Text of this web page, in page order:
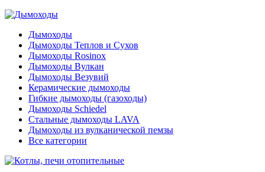
Дымоходы
Дымоходы Теплов и Сухов
Дымоходы Rosinox
Дымоходы Вулкан
Дымоходы Везувий
Керамические дымоходы
Гибкие дымоходы (газоходы)
Дымоходы Schiedel
Стальные дымоходы LAVA
Дымоходы из вулканической пемзы
Все категории